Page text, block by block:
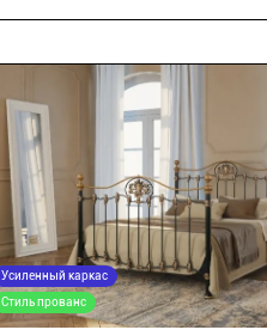
Усиленный каркас
Стиль прованс